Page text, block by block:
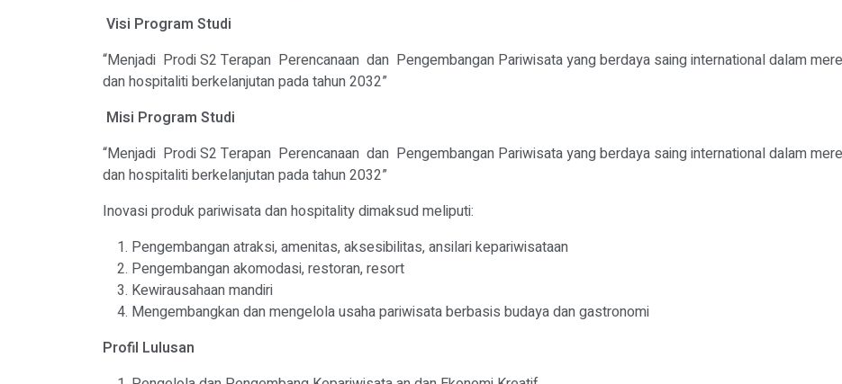
Visi Program Studi
“Menjadi Prodi S2 Terapan Perencanaan dan Pengembangan Pariwisata yang berdaya saing international dalam
dan hospitaliti berkelanjutan pada tahun 2032”
Misi Program Studi
“Menjadi Prodi S2 Terapan Perencanaan dan Pengembangan Pariwisata yang berdaya saing international dalam
dan hospitaliti berkelanjutan pada tahun 2032”
Inovasi produk pariwisata dan hospitality dimaksud meliputi:
Pengembangan atraksi, amenitas, aksesibilitas, ansilari kepariwisataan
Pengembangan akomodasi, restoran, resort
Kewirausahaan mandiri
Mengembangkan dan mengelola usaha pariwisata berbasis budaya dan gastronomi
Profil Lulusan